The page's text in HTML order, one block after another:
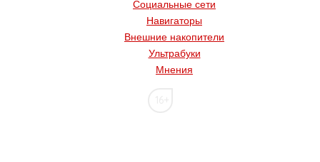
Социальные сети
Навигаторы
Внешние накопители
Ультрабуки
Мнения